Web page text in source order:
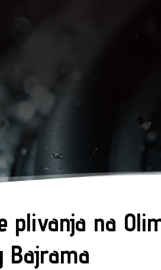
plivanja na
Bajrama